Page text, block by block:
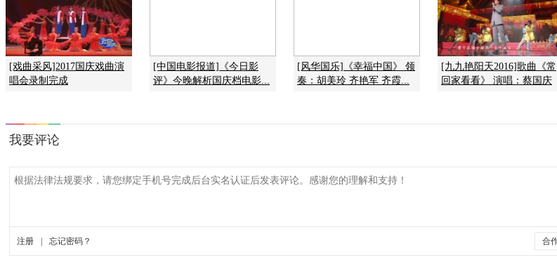
[戏曲采风]2017国庆戏曲演
唱会录制完成
[中国电影报道]《今日影
评》今晚解析国庆档电影...
[风华国乐]《幸福中国》 领
奏：胡美玲 齐艳军 齐霞...
[九九艳阳天2016]歌曲《常
回家看看》 演唱：蔡国庆